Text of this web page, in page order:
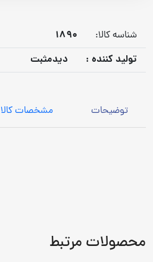
شناسه کالا:
1890
توليد كننده :
دیدمثبت
توضیحات مشخصات کالا
محصولات مرتبط